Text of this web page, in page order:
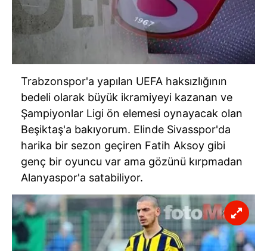
Trabzonspor'a yapılan UEFA haksızlığının
bedeli olarak büyük ikramiyeyi kazanan ve
Şampiyonlar Ligi ön elemesi oynayacak olan
Beşiktaş'a bakıyorum. Elinde Sivasspor'da
harika bir sezon geçiren Fatih Aksoy gibi
genç bir oyuncu var ama gözünü kırpmadan
Alanyaspor'a satabiliyor.